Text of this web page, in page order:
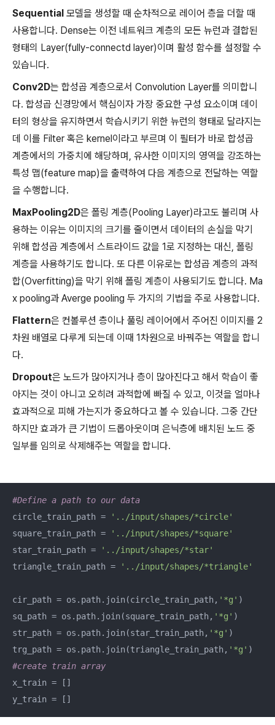
Sequential 모델을 생성할 때 순차적으로 레이어 층을 더할 때
사용합니다. Dense는 이전 네트워크 계층의 모든 뉴런과 결합된
형태의 Layer(fully-connectd layer)이며 활성 함수를 설정할 수
있습니다.
Conv2D는 합성곱 계층으로서 Convolution Layer를 의미합니
다. 합성곱 신경망에서 핵심이자 가장 중요한 구성 요소이며 데이
터의 형상을 유지하면서 학습시키기 위한 뉴런의 형태로 달라지는
데 이를 Filter 혹은 kernel이라고 부르며 이 필터가 바로 합성곱
계층에서의 가중치에 해당하며, 유사한 이미지의 영역을 강조하는
특성 맵(feature map)을 출력하여 다음 계층으로 전달하는 역할
을 수행합니다.
MaxPooling2D은 폴링 계층(Pooling Layer)라고도 불리며 사
용하는 이유는 이미지의 크기를 줄이면서 데이터의 손실을 막기
위해 합성곱 계층에서 스트라이드 값을 1로 지정하는 대신, 폴링
계층을 사용하기도 합니다. 또 다른 이유로는 합성곱 계층의 과적
합(Overfitting)을 막기 위해 폴링 계층이 사용되기도 합니다. Ma
x pooling과 Averge pooling 두 가지의 기법을 주로 사용합니다.
Flattern은 컨볼루션 층이나 풀링 레이어에서 주어진 이미지를 2
차원 배열로 다루게 되는데 이때 1차원으로 바꿔주는 역할을 합니
다.
Dropout은 노드가 많아지거나 층이 많아진다고 해서 학습이 좋
아지는 것이 아니고 오히려 과적합에 빠질 수 있고, 이것을 얼마나
효과적으로 피해 가는지가 중요하다고 볼 수 있습니다. 그중 간단
하지만 효과가 큰 기법이 드롭아웃이며 은닉층에 배치된 노드 중
일부를 임의로 삭제해주는 역할을 합니다.
#Define a path to our data
circle_train_path =
'../input/shapes/*circle'
square_train_path =
'../input/shapes/*square'
star_train_path =
'../input/shapes/*star'
triangle_train_path =
'../input/shapes/*triangle'
cir_path = os.path.join(circle_train_path, '*g' )
sq_path = os.path.join(square_train_path, '*g' )
str_path = os.path.join(star_train_path, '*g' )
trg_path = os.path.join(triangle_train_path, '*g'
#create train array
x_train = []
y_train = []